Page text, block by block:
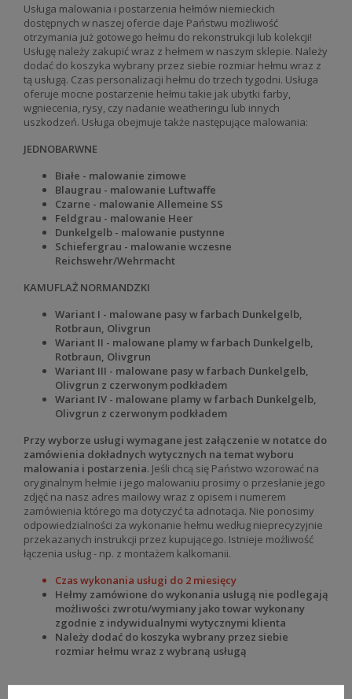
Usługa malowania i postarzenia hełmów niemieckich
dostępnych w naszej ofercie daje Państwu możliwość
otrzymania już gotowego hełmu do rekonstrukcji lub kolekcji!
Usługę należy zakupić wraz z hełmem w naszym sklepie. Należy
dodać do koszyka wybrany przez siebie rozmiar hełmu wraz z
tą usługą. Czas personalizacji hełmu do trzech tygodni. Usługa
oferuje mocne postarzenie hełmu takie jak ubytki farby,
wgniecenia, rysy, czy nadanie weatheringu lub innych
uszkodzeń. Usługa obejmuje także następujące malowania:
JEDNOBARWNE
Białe - malowanie zimowe
Blaugrau - malowanie Luftwaffe
Czarne - malowanie Allemeine SS
Feldgrau - malowanie Heer
Dunkelgelb - malowanie pustynne
Schiefergrau - malowanie wczesne
Reichswehr/Wehrmacht
KAMUFLAŻ NORMANDZKI
Wariant I - malowane pasy w farbach Dunkelgelb,
Rotbraun, Olivgrun
Wariant II - malowane plamy w farbach Dunkelgelb,
Rotbraun, Olivgrun
Wariant III - malowane pasy w farbach Dunkelgelb,
Olivgrun z czerwonym podkładem
Wariant IV - malowane plamy w farbach Dunkelgelb,
Olivgrun z czerwonym podkładem
Przy wyborze usługi wymagane jest załączenie w notatce do
zamówienia dokładnych wytycznych na temat wyboru
malowania i postarzenia. Jeśli chcą się Państwo wzorować na
oryginalnym hełmie i jego malowaniu prosimy o przesłanie jego
zdjęć na nasz adres mailowy wraz z opisem i numerem
zamówienia którego ma dotyczyć ta adnotacja. Nie ponosimy
odpowiedzialności za wykonanie hełmu według nieprecyzyjnie
przekazanych instrukcji przez kupującego. Istnieje możliwość
łączenia usług - np. z montażem kalkomanii.
Czas wykonania usługi do 2 miesięcy
Hełmy zamówione do wykonania usługą nie podlegają
możliwości zwrotu/wymiany jako towar wykonany
zgodnie z indywidualnymi wytycznymi klienta
Należy dodać do koszyka wybrany przez siebie
rozmiar hełmu wraz z wybraną usługą